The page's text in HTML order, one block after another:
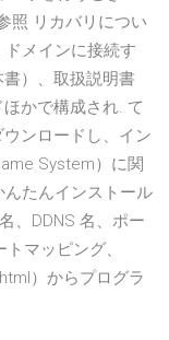
照 リカバリについ
メインに接続す
）、取扱説明書
かで構成され. て
ンロードし、イン
System）に関
んたんインストール
、DDNS 名、ポー
マッピング、
）からプログラ